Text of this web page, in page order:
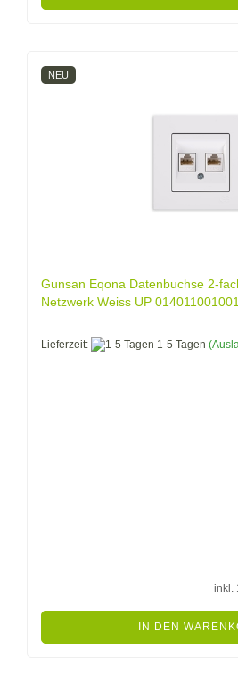
NEU
Gunsan Eqona Datenbuchse 2-
Netzwerk Weiss UP
Lieferzeit: 1-5 Tagen
inkl.
IN DEN